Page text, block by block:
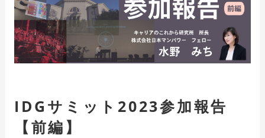
IDGサミット2023参加報告
【前編】